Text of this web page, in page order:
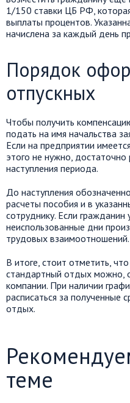
1/150 ставки ЦБ РФ,
выплаты процентов.
начислена за каждый день
Порядок
отпускных
Чтобы получить
подать на имя начальства
Если на предприятии
этого не нужно,
наступления периода.
До наступления
расчеты пособия и в
сотруднику. Если гражданин
неиспользованные дни
трудовых взаимоотношений.
В итоге, стоит отметить,
стандартный отдых можно,
компании. При наличии
расписаться за полученные
отдых.
теме